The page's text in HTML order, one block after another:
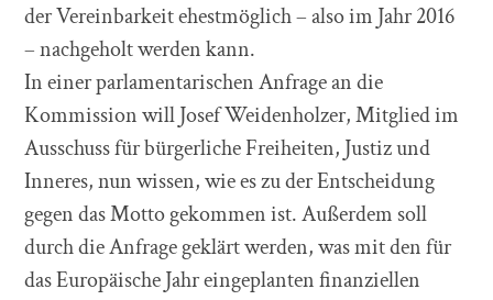
der Vereinbarkeit ehestmöglich – also im Jahr 2016
– nachgeholt werden kann.
In einer parlamentarischen Anfrage an die
Kommission will Josef Weidenholzer, Mitglied im
Ausschuss für bürgerliche Freiheiten, Justiz und
Inneres, nun wissen, wie es zu der Entscheidung
gegen das Motto gekommen ist. Außerdem soll
durch die Anfrage geklärt werden, was mit den für
das Europäische Jahr eingeplanten finanziellen